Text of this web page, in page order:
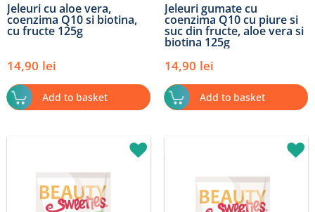
Jeleuri cu aloe vera,
coenzima Q10 si biotina,
cu fructe 125g
14,90 lei
Add to basket
Jeleuri gumate cu
coenzima Q10 cu piure si
suc din fructe, aloe vera si
biotina 125g
14,90 lei
Add to basket